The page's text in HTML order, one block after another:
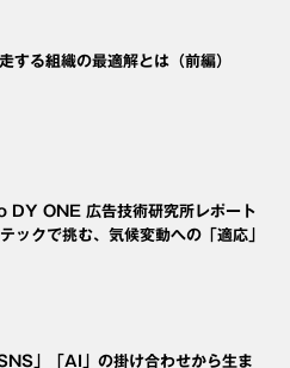
する組織の最適解とは（前編）
ONE 広告技術研究所レポート
ックで挑む、気候変動への「適応」
SNS」「AI」の掛け合わせから生ま